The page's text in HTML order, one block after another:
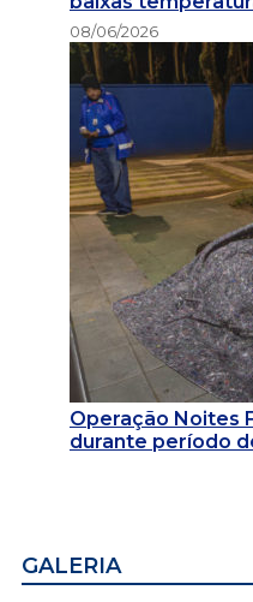
08/06/2026
Operação Noites
durante período
GALERIA